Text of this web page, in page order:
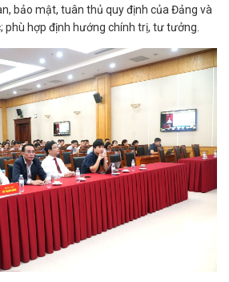
bảo mật, tuân thủ quy định của Đảng và
phù hợp định hướng chính trị, tư tưởng.